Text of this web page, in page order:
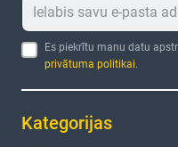
Es piekrītu manu datu
privātuma politikai.
Kategorijas